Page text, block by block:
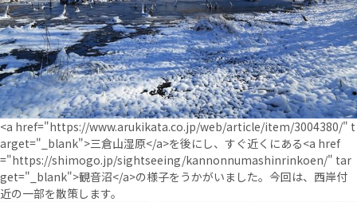
<a href="https://www.arukikata.co.jp/web/article/item/3004380/" t
arget="_blank">三倉山湿原</a>を後にし、すぐ近くにある<a href
="https://shimogo.jp/sightseeing/kannonnumashinrinkoen/" tar
get="_blank">観音沼</a>の様子をうかがいました。今回は、西岸付
近の一部を散策します。